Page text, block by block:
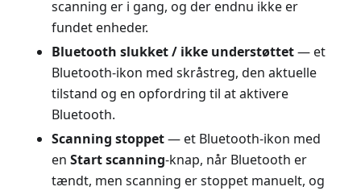
scanning er i gang, og der endnu ikke er
fundet enheder.
Bluetooth slukket / ikke understøttet— et
Bluetooth-ikon med skråstreg, den aktuelle
tilstand og en opfordring til at aktivere
Bluetooth.
Scanning stoppet— et Bluetooth-ikon med
en Start scanning-knap, når Bluetooth er
tændt, men scanning er stoppet manuelt, og